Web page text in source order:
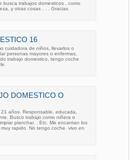
busca trabajos domesticos , como
y otras cosas . . . Gracias
16
cuidadora de niños, llevarlos o
personas mayores o enfermas,
trabajo domestico, tengo coche
DOMESTICO O
años. Responsable, educada,
Busco trabajo como niñera o
planchar. . Etc. Me encantan los
rapido. No tengo coche. vivo en